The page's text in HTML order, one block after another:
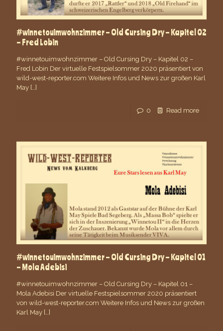
#winnetouimwohnzimmer – Old Cursing Dry – Kapitel 02
– Fred Lobin
#winnetouimwohnzimmer – Old Cursing Dry – Kapitel 02 –
Fred Lobin Der virtuelle Festspielsommer 2020 präsentiert von
wild-west-reporter.com Weitere Infos und News zur großen Karl
May […]
0 Read more
#winnetouimwohnzimmer – Old Cursing Dry – Kapitel 01
– Mola Adebisi
#winnetouimwohnzimmer – Old Cursing Dry – Kapitel 01 –
Mola Adebisi Der virtuelle Festspielsommer 2020 präsentiert
von wild-west-reporter.com Weitere Infos und News zur großen
Karl May […]